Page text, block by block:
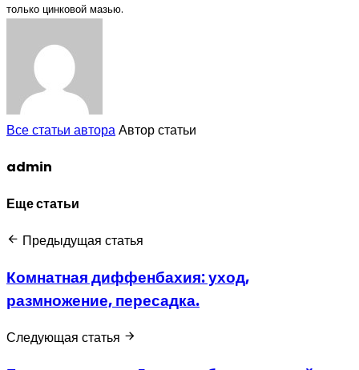
только цинковой мазью.
Все статьи автораАвтор статьи
admin
Еще статьи
Предыдущая статья
Комнатная диффенбахия: уход,
размножение, пересадка.
Следующая статья